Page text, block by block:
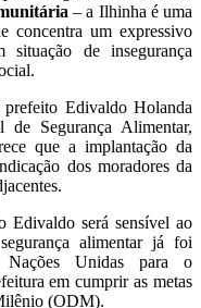
– a Ilhinha é uma
concentra um expressivo
situação de insegurança
Edivaldo Holanda
Segurança Alimentar,
que a implantação da
dos moradores da
Edivaldo será sensível ao
alimentar já foi
Nações Unidas para o
em cumprir as metas
(ODM).